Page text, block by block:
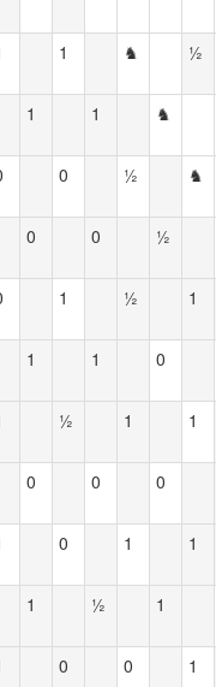
1 ♞ ½
1 1 ♞
0 ½ ♞
0 0 ½
1 ½ 1
1 1 0
½ 1 1
0 0 0
0 1 1
1 ½ 1
0 0 1